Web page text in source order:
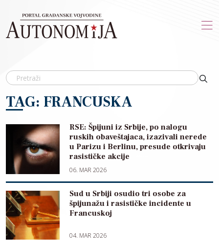
TAG: FRANCUSKA
RSE: Špijuni iz Srbije, po nalogu
ruskih obaveštajaca, izazivali nerede
u Parizu i Berlinu, presude otkrivaju
rasističke akcije
06. MAR 2026
Sud u Srbiji osudio tri osobe za
špijunažu i rasističke incidente u
Francuskoj
04. MAR 2026